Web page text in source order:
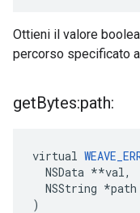
Ottieni il valore
percorso specificato
getBytes:path:
virtual
  NSData **val,
  NSString *path
)